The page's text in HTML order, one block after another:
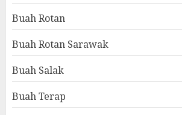
Buah Rotan
Buah Rotan Sarawak
Buah Salak
Buah Terap